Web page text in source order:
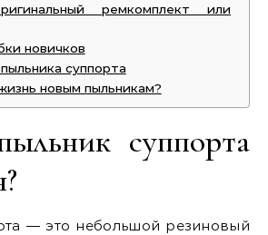
ремкомплект или
новичков
суппорта
новым пыльникам?
суппорта
— это небольшой резиновый